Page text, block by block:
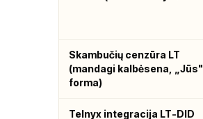
Skambučių cenzūra LT
(mandagi kalbėsena, „Jūs"
forma)
Telnyx integracija LT-DID